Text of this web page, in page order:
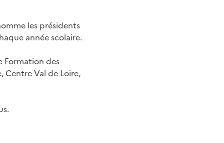
les présidents
année scolaire.
Formation des
Centre Val de Loire,